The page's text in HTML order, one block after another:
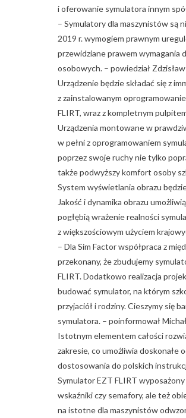
i oferowanie symulatora innym
– Symulatory dla maszynistów są
2019 r. wymogiem prawnym
przewidziane prawem wymagania
osobowych. – powiedział
Urządzenie będzie składać się z
z zainstalowanym
FLIRT, wraz z kompletnym
Urządzenia montowane w
w pełni z oprogramowaniem
poprzez swoje ruchy nie tylko
także podwyższy komfort osoby
System wyświetlania obrazu
Jakość i dynamika obrazu
pogłębią wrażenie realności
z większościowym użyciem
– Dla Sim Factor współpraca z
przekonany, że zbudujemy
FLIRT. Dodatkowo realizacja
budować symulator, na którym
przyjaciół i rodziny. Cieszymy się
symulatora. – poinformował
Istotnym elementem całości
zakresie, co umożliwia
dostosowania do polskich
Symulator EZT FLIRT
wskaźniki czy semafory, ale też
na istotne dla maszynistów